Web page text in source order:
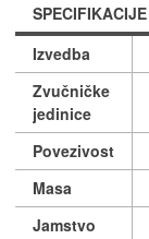
SPECIFIKACIJE
Izvedba
Zvučničke
jedinice
Povezivost
Masa
Jamstvo